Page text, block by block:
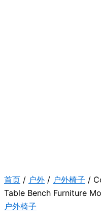
首页 / 户外 / 户外椅子 /
Table Bench Furniture
户外椅子